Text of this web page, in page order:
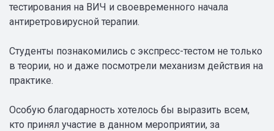
тестирования на ВИЧ и своевременного начала
антиретровирусной терапии.
Студенты познакомились с экспресс-тестом не только
в теории, но и даже посмотрели механизм действия на
практике.
Особую благодарность хотелось бы выразить всем,
кто принял участие в данном мероприятии, за